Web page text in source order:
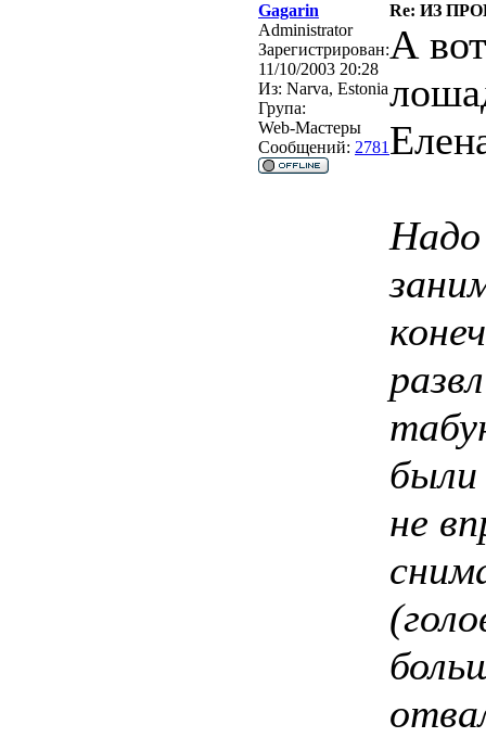
Gagarin
Re: ИЗ
Administrator
Зарегистрирован:
11/10/2003 20:28
Из: Narva, Estonia
Група:
Web-Мастеры
Сообщений: 2781
А
Надо
были
не